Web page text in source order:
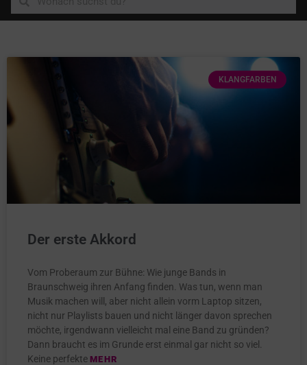
KLANGFARBEN
Der erste Akkord
Vom Proberaum zur Bühne: Wie junge Bands in
Braunschweig ihren Anfang finden. Was tun, wenn man
Musik machen will, aber nicht allein vorm Laptop sitzen,
nicht nur Playlists bauen und nicht länger davon sprechen
möchte, irgendwann vielleicht mal eine Band zu gründen?
Dann braucht es im Grunde erst einmal gar nicht so viel.
Keine perfekte MEHR